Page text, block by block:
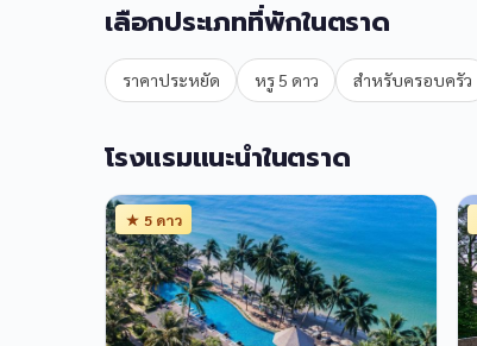
เลือกประเภทที่พักในตราด
ราคาประหยัด หรู 5 ดาว สำหรับครอบครัว
โรงแรมแนะนำในตราด
★ 5 ดาว